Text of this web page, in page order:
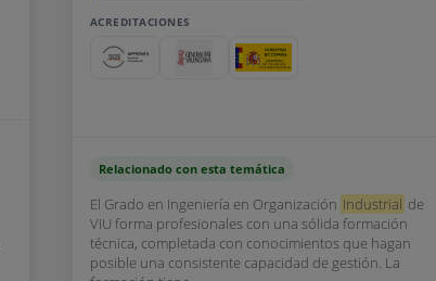
ACREDITACIONES
Relacionado con esta temática
El Grado en Ingeniería en Organización Industrial de
VIU forma profesionales con una sólida formación
técnica, completada con conocimientos que hagan
posible una consistente capacidad de gestión. La